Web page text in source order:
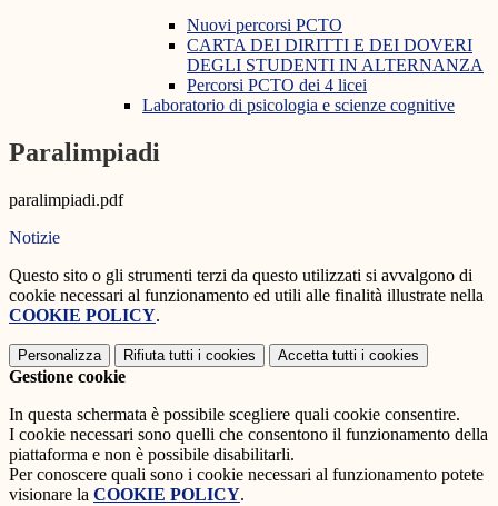
Nuovi percorsi PCTO
CARTA DEI DIRITTI E DEI DOVERI
DEGLI STUDENTI IN ALTERNANZA
Percorsi PCTO dei 4 licei
Laboratorio di psicologia e scienze cognitive
Paralimpiadi
paralimpiadi.pdf
Notizie
Questo sito o gli strumenti terzi da questo utilizzati si avvalgono di
cookie necessari al funzionamento ed utili alle finalità illustrate nella
COOKIE POLICY.
Personalizza Rifiuta tutti i cookies Accetta tutti i cookies
Gestione cookie
In questa schermata è possibile scegliere quali cookie consentire.
I cookie necessari sono quelli che consentono il funzionamento della
piattaforma e non è possibile disabilitarli.
Per conoscere quali sono i cookie necessari al funzionamento potete
visionare la COOKIE POLICY.